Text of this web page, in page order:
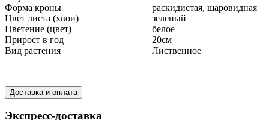
Форма кроны
раскидистая, шаровидная
Цвет листа (хвои)
зеленый
Цветение (цвет)
белое
Прирост в год
20см
Вид растения
Лиственное
Доставка и оплата
Экспресс-доставка